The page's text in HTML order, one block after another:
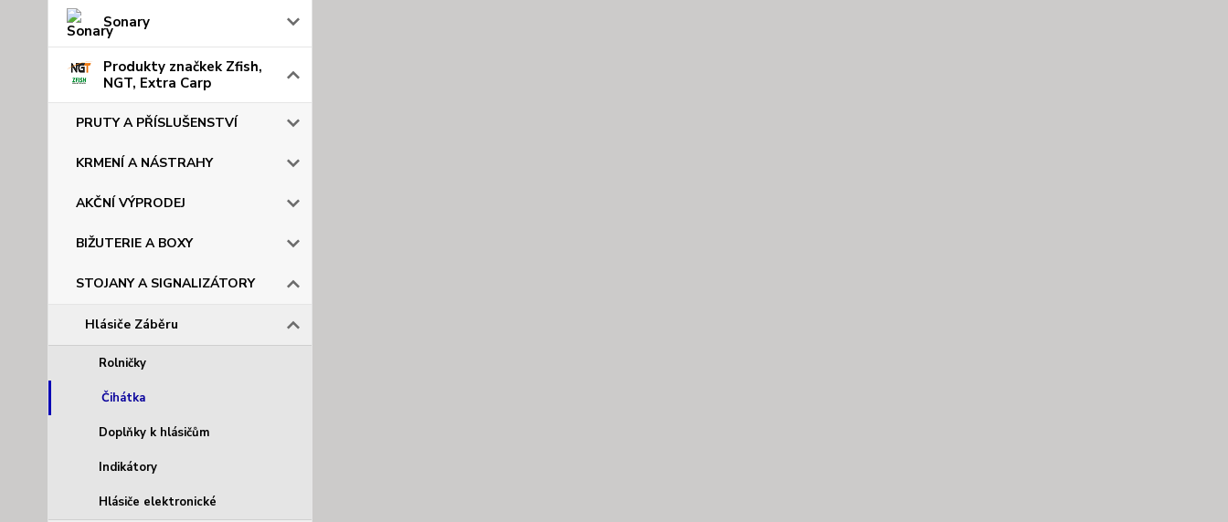
Sonary
Produkty značkek Zfish,
NGT, Extra Carp
PRUTY A PŘÍSLUŠENSTVÍ
KRMENÍ A NÁSTRAHY
AKČNÍ VÝPRODEJ
BIŽUTERIE A BOXY
STOJANY A SIGNALIZÁTORY
Hlásiče Záběru
Rolničky
Čihátka
Doplňky k hlásičům
Indikátory
Hlásiče elektronické